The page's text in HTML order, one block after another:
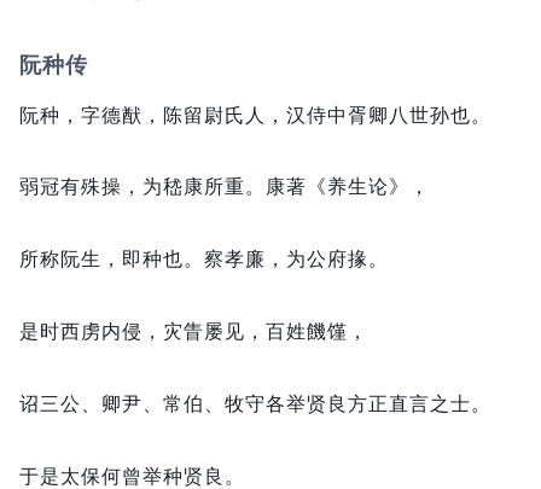
阮种传
阮种， 字德猷， 陈留尉氏人， 汉侍中胥卿八世孙也。
弱冠有殊操， 为嵇康所重。 康著《养生论》，
所称阮生， 即种也。 察孝廉， 为公府掾。
是时西虏内侵， 灾眚屡见， 百姓饑馑，
诏三公、卿尹、常伯、牧守各举贤良方正直言之士。
于是太保何曾举种贤良。